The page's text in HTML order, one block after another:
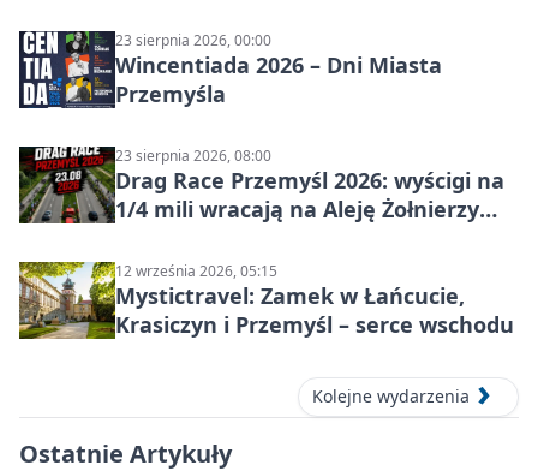
23 sierpnia 2026, 00:00
Wincentiada 2026 – Dni Miasta
Przemyśla
23 sierpnia 2026, 08:00
Drag Race Przemyśl 2026: wyścigi na
1/4 mili wracają na Aleję Żołnierzy
12 września 2026, 05:15
Mystictravel: Zamek w Łańcucie,
Krasiczyn i Przemyśl – serce wschodu
Kolejne wydarzenia
Ostatnie Artykuły